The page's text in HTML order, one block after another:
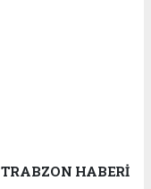
TRABZON HABERİ